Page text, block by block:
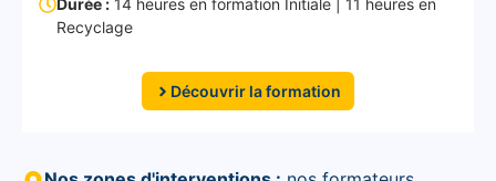
Durée : 14 heures en formation Initiale | 11 heures en
Recyclage
Découvrir la formation